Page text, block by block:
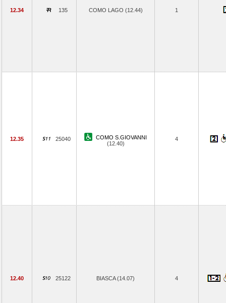
12.34 135 COMO LAGO (12.44) 1
12.35 25040
COMO S.GIOVANNI
(12.40)
4
12.40 25122 BIASCA (14.07) 4